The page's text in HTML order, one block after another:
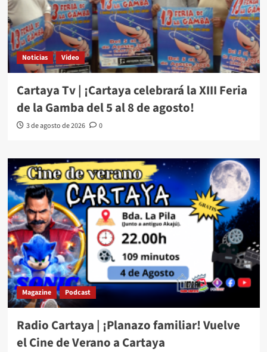
Noticias Video
Cartaya Tv | ¡Cartaya celebrará la XIII Feria
de la Gamba del 5 al 8 de agosto!
3 de agosto de 2026 0
Magazine Podcast
Radio Cartaya | ¡Planazo familiar! Vuelve
el Cine de Verano a Cartaya